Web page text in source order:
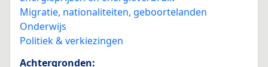
Migratie, nationaliteiten, geboortelanden
Onderwijs
Politiek & verkiezingen
Achtergronden: